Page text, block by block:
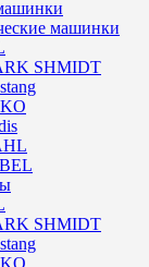
машинки
SHMIDT
SHMIDT